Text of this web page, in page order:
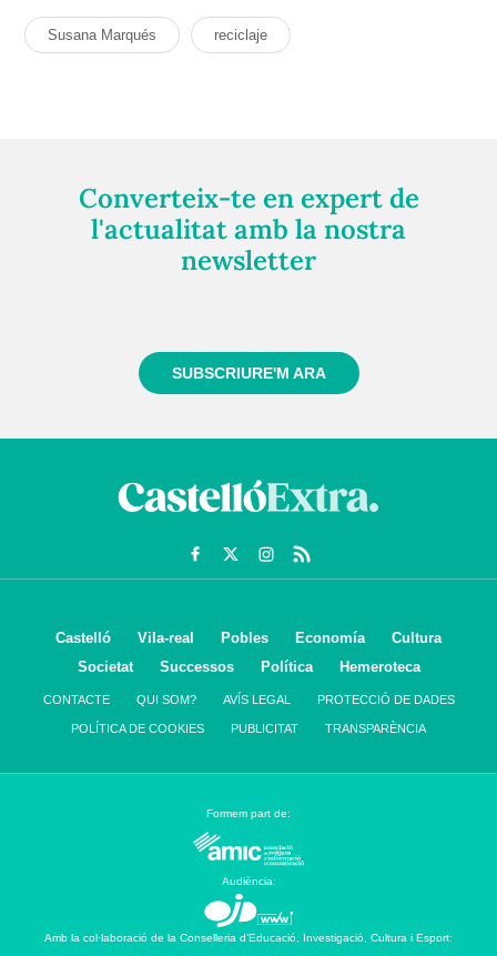
Susana Marqués reciclaje
Converteix-te en expert de
l'actualitat amb la nostra
newsletter
SUBSCRIURE'M ARA
Castelló Vila-real Pobles Economía
Cultura
Societat
Successos Política Hemeroteca
CONTACTE QUI SOM? AVÍS LEGAL PROTECCIÓ DE DADES
POLÍTICA DE COOKIES PUBLICITAT TRANSPARÈNCIA
Formem part de:
Audiència:
Amb la col·laboració de la Conselleria d’Educació, Investigació, Cultura i Esport: